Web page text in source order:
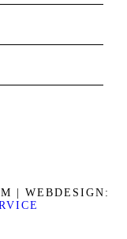
| WEBDESIGN: